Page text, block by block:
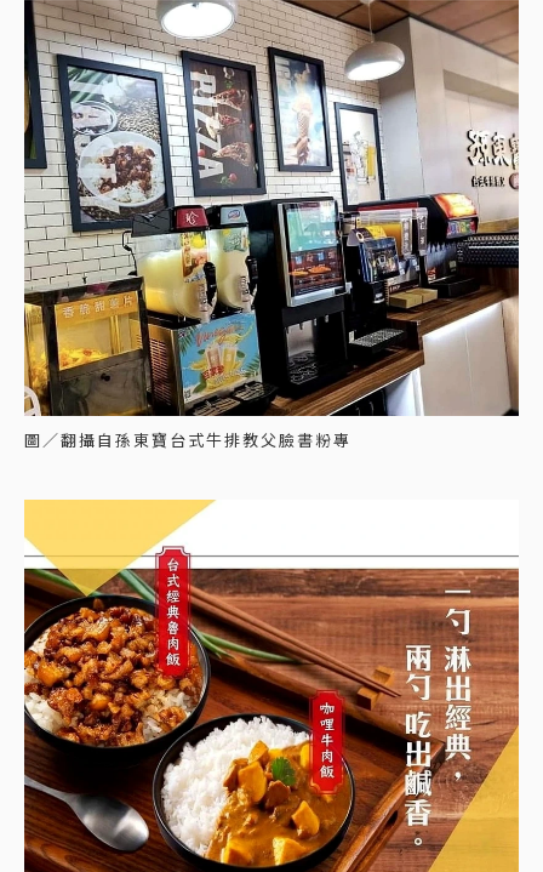
圖／翻攝自孫東寶台式牛排教父臉書粉專